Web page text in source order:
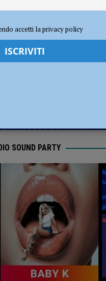
Economia
SOUND PARTY
accetti la privacy policy